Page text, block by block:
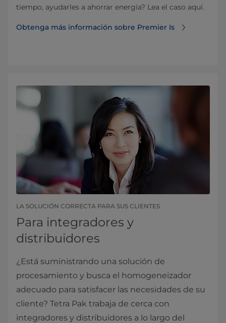
tiempo, ayudarles a ahorrar energía? Lea el caso aquí.
Obtenga más información sobre Premier Is
LA SOLUCIÓN CORRECTA PARA SUS CLIENTES
Para integradores y
distribuidores
¿Está suministrando una solución de
procesamiento y busca el homogeneizador
adecuado para satisfacer las necesidades de su
cliente? Tetra Pak trabaja de cerca con
integradores y distribuidores a lo largo del